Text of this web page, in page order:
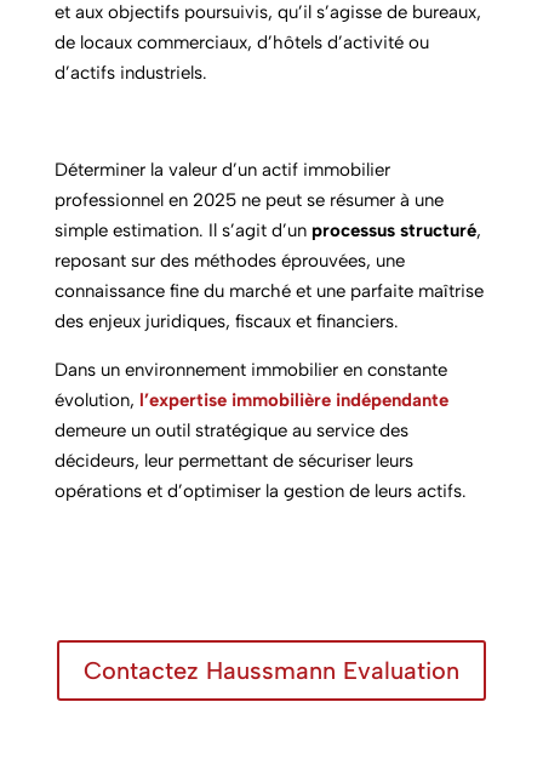
et aux objectifs poursuivis, qu’il s’agisse de bureaux,
de locaux commerciaux, d’hôtels d’activité ou
d’actifs industriels.
Déterminer la valeur d’un actif immobilier
professionnel en 2025 ne peut se résumer à une
simple estimation. Il s’agit d’un processus structuré,
reposant sur des méthodes éprouvées, une
connaissance fine du marché et une parfaite maîtrise
des enjeux juridiques, fiscaux et financiers.
Dans un environnement immobilier en constante
évolution, l’expertise immobilière indépendante
demeure un outil stratégique au service des
décideurs, leur permettant de sécuriser leurs
opérations et d’optimiser la gestion de leurs actifs.
Contactez Haussmann Evaluation